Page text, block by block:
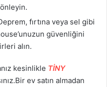
fırtına veya sel gibi
güvenliğini
alın.
kesinlikle TİNY
ev satın almadan